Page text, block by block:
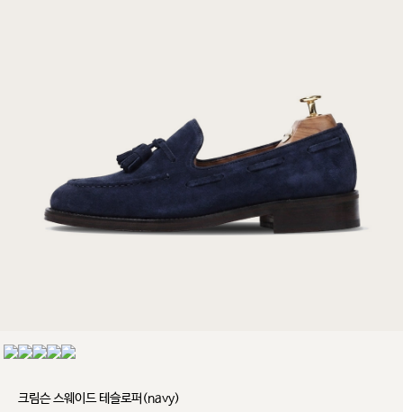
크림슨 스웨이드 테슬로퍼(navy)